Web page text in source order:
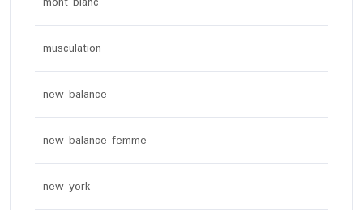
musculation
new balance
new balance femme
new york